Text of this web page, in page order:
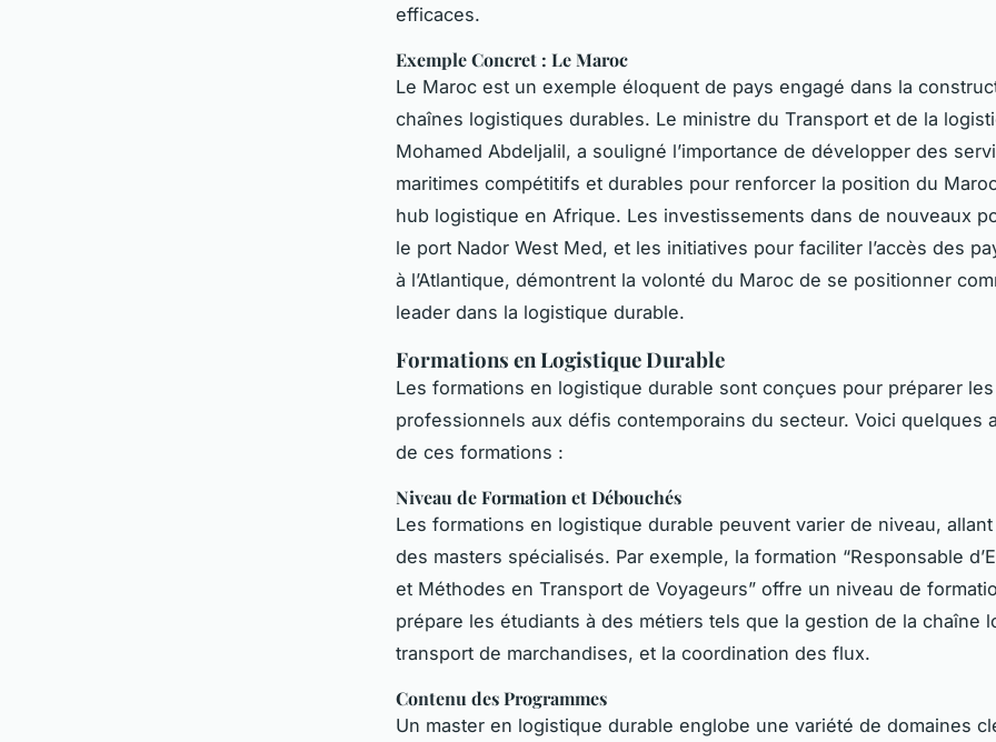
efficaces.
Exemple Concret : Le Maroc
Le Maroc est un exemple éloquent de pays engagé dans la
chaînes logistiques durables. Le ministre du Transport et de la
Mohamed Abdeljalil, a souligné l’importance de développer des
maritimes compétitifs et durables pour renforcer la position du
hub logistique en Afrique. Les investissements dans de nouveaux
le port Nador West Med, et les initiatives pour faciliter l’accès des
à l’Atlantique, démontrent la volonté du Maroc de se positionner
leader dans la logistique durable.
Formations en Logistique Durable
Les formations en logistique durable sont conçues pour préparer les
professionnels aux défis contemporains du secteur. Voici quelques
de ces formations :
Niveau de Formation et Débouchés
Les formations en logistique durable peuvent varier de niveau,
des masters spécialisés. Par exemple, la formation “Responsable
et Méthodes en Transport de Voyageurs” offre un niveau de
prépare les étudiants à des métiers tels que la gestion de la chaîne
transport de marchandises, et la coordination des flux.
Contenu des Programmes
Un master en logistique durable englobe une variété de domaines